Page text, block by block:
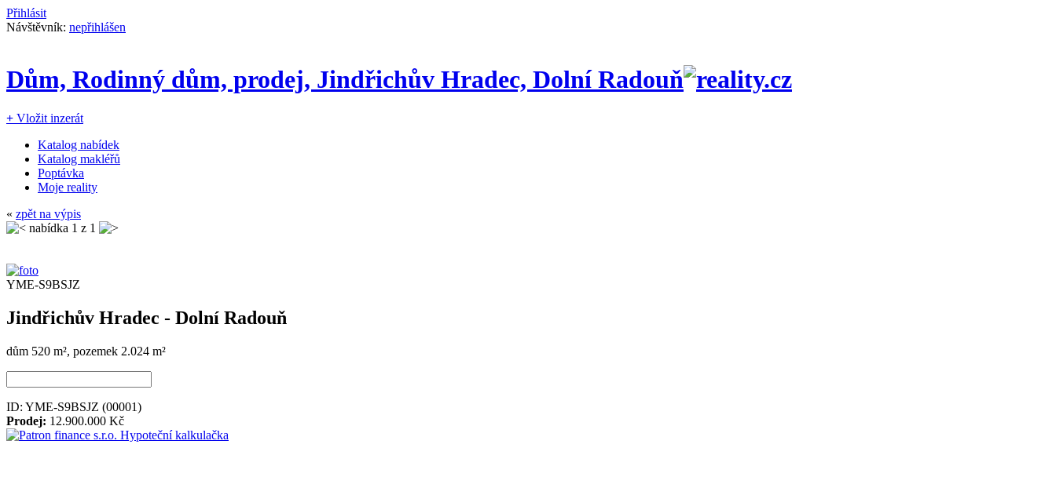
Přihlásit
Návštěvník: nepřihlášen
Dům, Rodinný dům, prodej, Jindřichův Hradec, Dolní Radouň
+ Vložit inzerát
Katalog nabídek
Katalog makléřů
Poptávka
Moje reality
« zpět na výpis
nabídka 1 z 1
YME-S9BSJZ
Jindřichův Hradec - Dolní Radouň
dům 520 m², pozemek 2.024 m²
ID: YME-S9BSJZ (00001)
Prodej: 12.900.000 Kč
Hypoteční kalkulačka